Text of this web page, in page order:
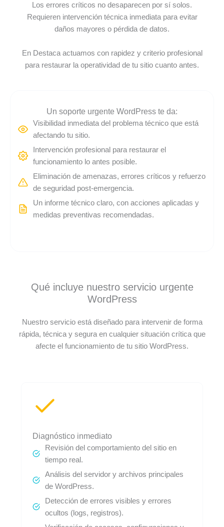
Los errores críticos no desaparecen por sí solos.
Requieren intervención técnica inmediata para evitar
daños mayores o pérdida de datos.
En Destaca actuamos con rapidez y criterio profesional
para restaurar la operatividad de tu sitio cuanto antes.
Un soporte urgente WordPress te da:
Visibilidad inmediata del problema técnico que está
afectando tu sitio.
Intervención profesional para restaurar el
funcionamiento lo antes posible.
Eliminación de amenazas, errores críticos y refuerzo
de seguridad post-emergencia.
Un informe técnico claro, con acciones aplicadas y
medidas preventivas recomendadas.
Qué incluye nuestro servicio urgente
WordPress
Nuestro servicio está diseñado para intervenir de forma
rápida, técnica y segura en cualquier situación crítica que
afecte el funcionamiento de tu sitio WordPress.
Diagnóstico inmediato
Revisión del comportamiento del sitio en
tiempo real.
Análisis del servidor y archivos principales
de WordPress.
Detección de errores visibles y errores
ocultos (logs, registros).